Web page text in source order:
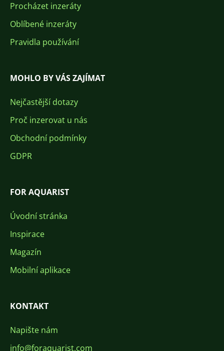
Procházet inzeráty
Oblíbené inzeráty
Pravidla používání
MOHLO BY VÁS ZAJÍMAT
Nejčastější dotazy
Proč inzerovat u nás
Obchodní podmínky
GDPR
FOR AQUARIST
Úvodní stránka
Inspirace
Magazín
Mobilní aplikace
KONTAKT
Napište nám
info@foraquarist.com